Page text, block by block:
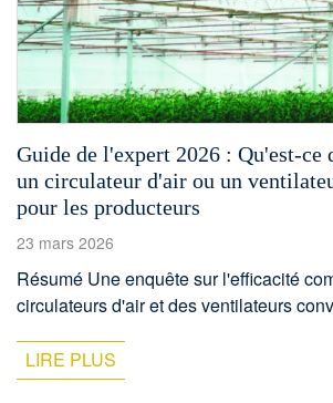
Guide de l'expert 2026 : Qu'est-ce
un circulateur d'air ou un
pour les producteurs
23 mars 2026
Résumé Une enquête sur l'efficacité
circulateurs d'air et des ventilateurs
différences fondamentales dans leurs
fonctionnement et les impacts qui en
LIRE PLUS